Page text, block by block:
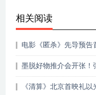
相关阅读
电影《匿杀》先导预告
墨脱好物推介会开张！
《清算》北京首映礼以